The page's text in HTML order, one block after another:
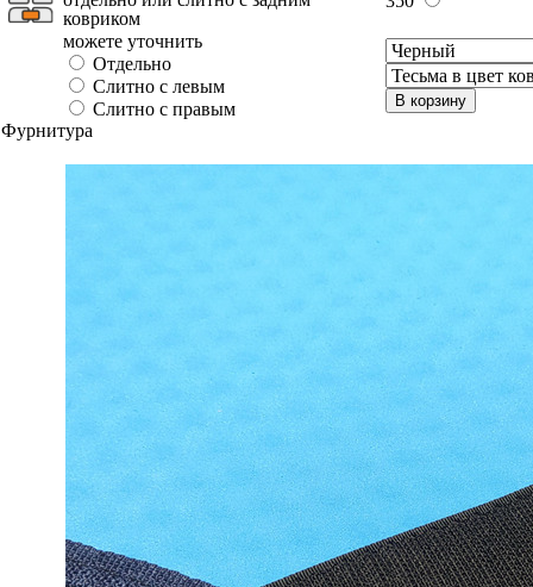
ковриком
можете уточнить
Отдельно
Слитно с левым
Слитно с правым
В корзину
Фурнитура